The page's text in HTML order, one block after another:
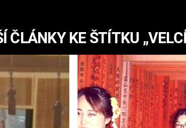
KINGDOM
COME:
DELIVERANCE
ESPORT
CHUCK
NORRIS
ČLÁNKY KE ŠTÍTKU